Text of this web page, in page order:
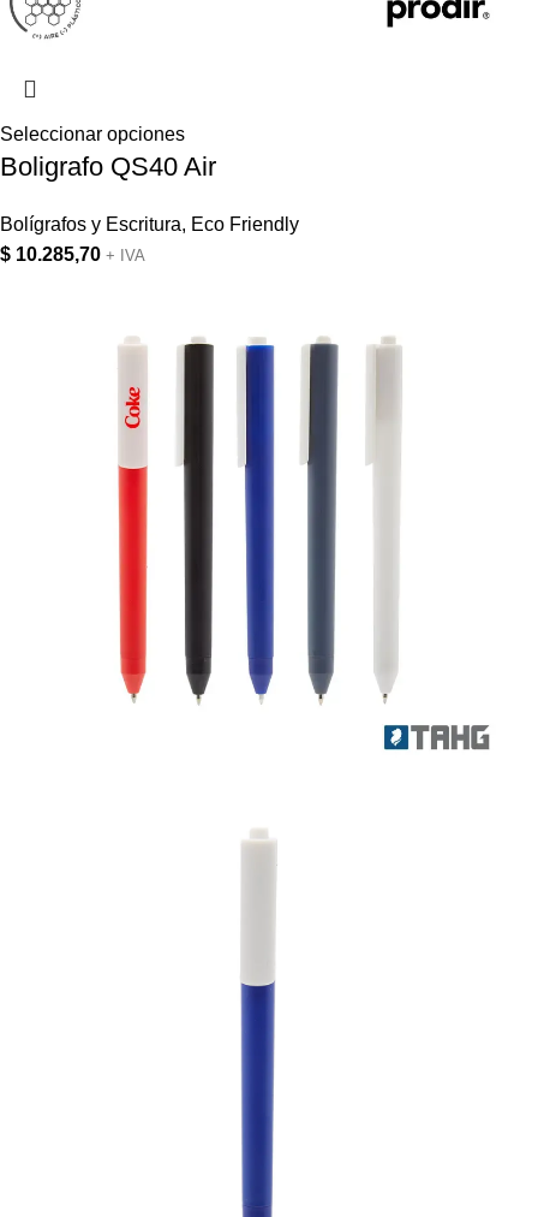
Seleccionar opciones
Boligrafo QS40 Air
Bolígrafos y Escritura, Eco Friendly
$ 10.285,70 + IVA